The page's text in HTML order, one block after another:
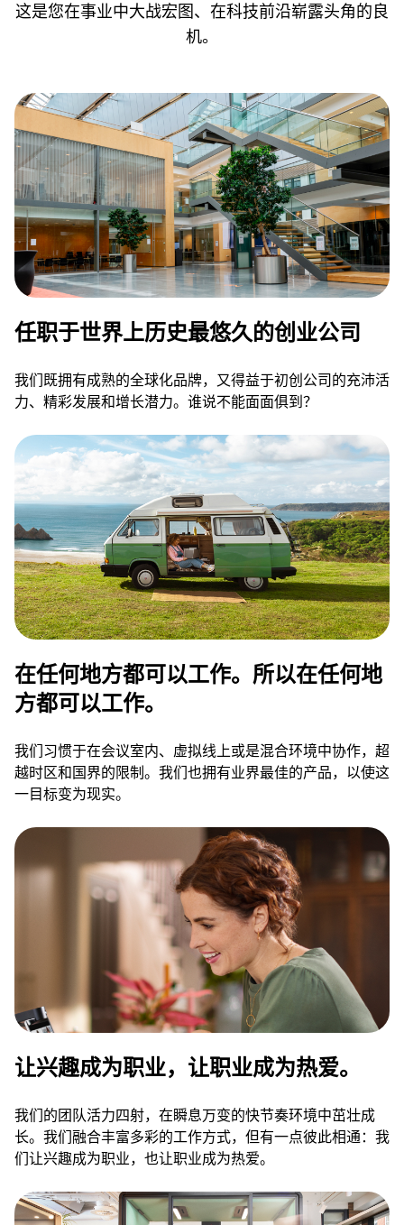
这是您在事业中大战宏图、在科技前沿崭露头角的良
机。
任职于世界上历史最悠久的创业公司
我们既拥有成熟的全球化品牌，又得益于初创公司的充沛活
力、精彩发展和增长潜力。谁说不能面面俱到？
在任何地方都可以工作。所以在任何地
方都可以工作。
我们习惯于在会议室内、虚拟线上或是混合环境中协作，超
越时区和国界的限制。我们也拥有业界最佳的产品，以使这
一目标变为现实。
让兴趣成为职业，让职业成为热爱。
我们的团队活力四射，在瞬息万变的快节奏环境中茁壮成
长。我们融合丰富多彩的工作方式，但有一点彼此相通：我
们让兴趣成为职业，也让职业成为热爱。